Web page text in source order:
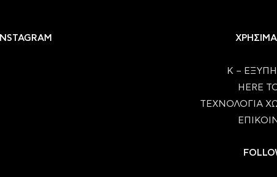
INSTAGRAM ΧΡΗΣΙΜΑ
Κ –
HERE
ΤΕΧΝΟΛΟΓΙΑ